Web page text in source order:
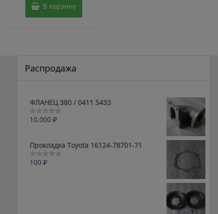
В корзину
Распродажа
ФЛАНЕЦ 380 / 0411 5433
Оценка
5
10,000 ₽
Прокладка Toyota 16124-78701-71
Оценка
100 ₽